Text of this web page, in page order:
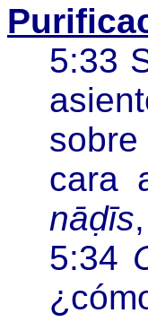
5:33
cara
nāḍīs
5:34
¿